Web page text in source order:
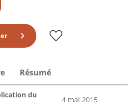
Résumé
du
4 mai 2015